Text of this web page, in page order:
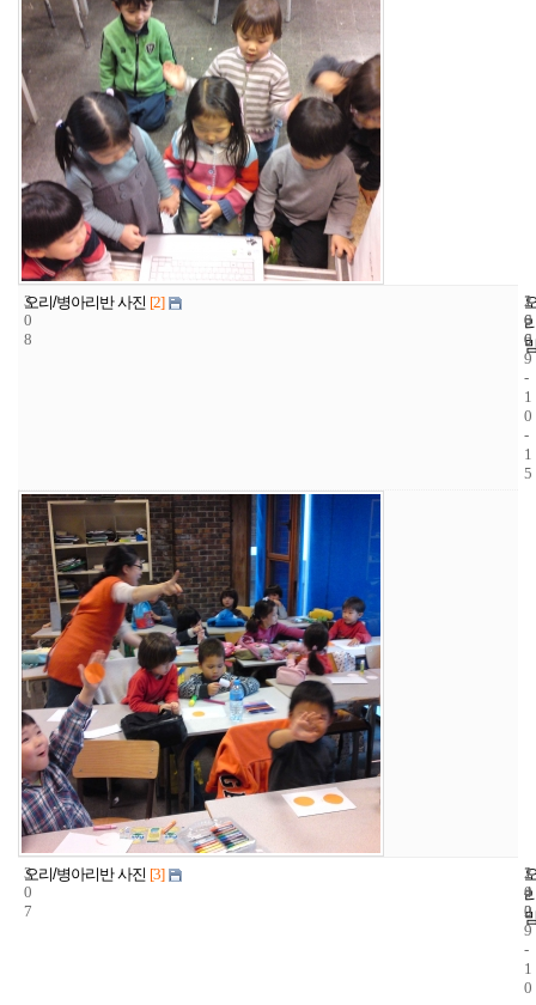
3
0
8
오리/병아리반 사진 [2]
1
6
6
2
0
0
9
-
1
0
-
1
5
3
0
7
오리/병아리반 사진 [3]
1
4
2
2
0
0
9
-
1
0